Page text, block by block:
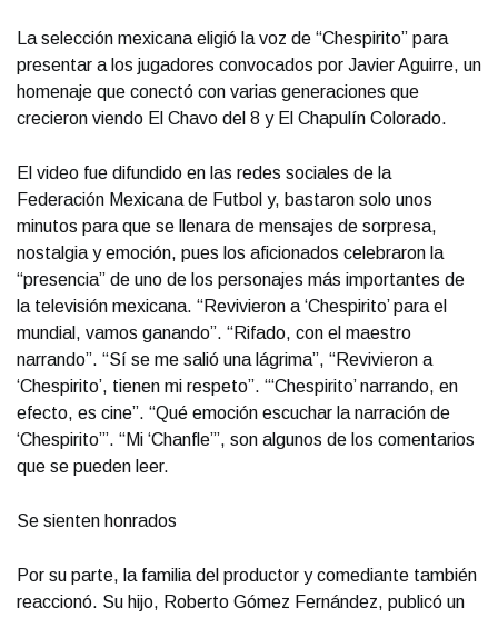
La selección mexicana eligió la voz de “Chespirito” para
presentar a los jugadores convocados por Javier Aguirre, un
homenaje que conectó con varias generaciones que
crecieron viendo El Chavo del 8 y El Chapulín Colorado.
El video fue difundido en las redes sociales de la
Federación Mexicana de Futbol y, bastaron solo unos
minutos para que se llenara de mensajes de sorpresa,
nostalgia y emoción, pues los aficionados celebraron la
“presencia” de uno de los personajes más importantes de
la televisión mexicana. “Revivieron a ‘Chespirito’ para el
mundial, vamos ganando”. “Rifado, con el maestro
narrando”. “Sí se me salió una lágrima”, “Revivieron a
‘Chespirito’, tienen mi respeto”. “‘Chespirito’ narrando, en
efecto, es cine”. “Qué emoción escuchar la narración de
‘Chespirito’”. “Mi ‘Chanfle’”, son algunos de los comentarios
que se pueden leer.
Se sienten honrados
Por su parte, la familia del productor y comediante también
reaccionó. Su hijo, Roberto Gómez Fernández, publicó un